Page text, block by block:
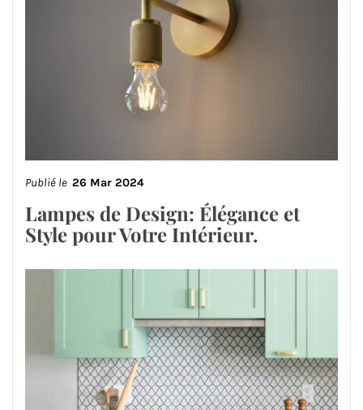
Publié le 26 Mar 2024
Lampes de Design: Élégance et
Style pour Votre Intérieur.